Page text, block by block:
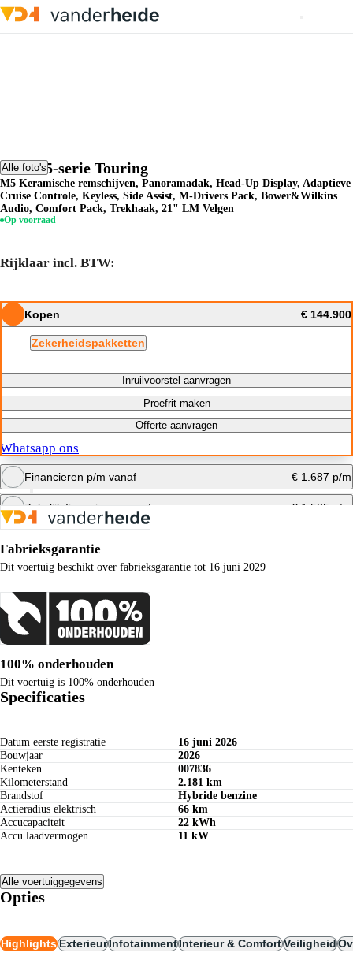
Alle foto's
BMW 5-serie Touring
M5 Keramische remschijven, Panoramadak, Head-Up Display, Adaptieve
Cruise Controle, Keyless, Side Assist, M-Drivers Pack, Bower&Wilkins
Audio, Comfort Pack, Trekhaak, 21" LM Velgen
Op voorraad
Rijklaar incl. BTW:
Kopen € 144.900
Zekerheidspakketten
Inruilvoorstel aanvragen
Proefrit maken
Offerte aanvragen
Whatsapp ons
Financieren p/m vanaf € 1.687 p/m
Bereken maandbedrag
Zakelijk financieren vanaf € 1.585 p/m
Fabrieksgarantie
Dit voertuig beschikt over fabrieksgarantie tot 16 juni 2029
100% onderhouden
Dit voertuig is 100% onderhouden
Specificaties
Datum eerste registratie
16 juni 2026
Bouwjaar
2026
Kenteken
007836
Kilometerstand
2.181 km
Brandstof
Hybride benzine
Actieradius elektrisch
66 km
Accucapaciteit
22 kWh
Accu laadvermogen
11 kW
Alle voertuiggegevens
Opties
HighlightsExterieurInfotainmentInterieur & ComfortVeiligheid